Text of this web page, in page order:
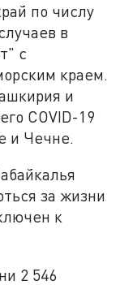
по числу
в
с
краем.
и
COVID-19
и Чечне.
за жизни
к
2 546